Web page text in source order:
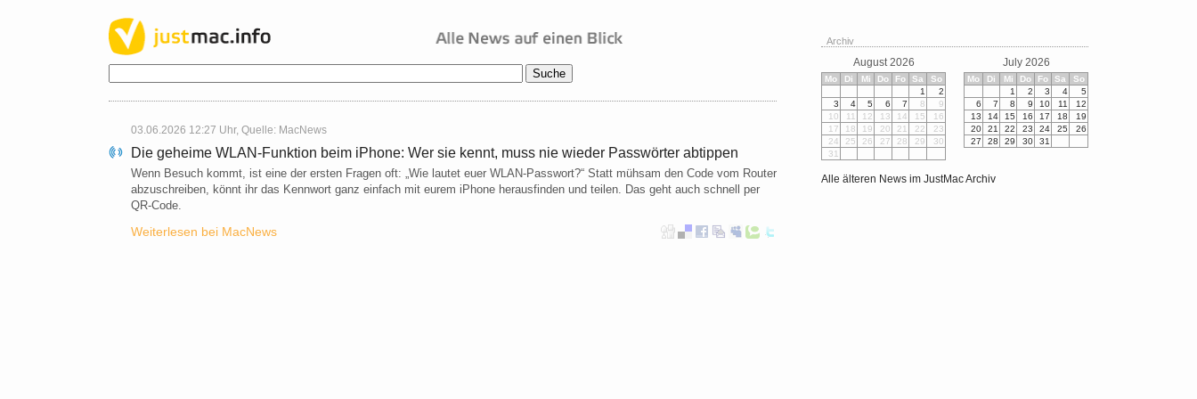
03.06.2026 12:27 Uhr, Quelle: MacNews
Die geheime WLAN-Funktion beim iPhone: Wer sie kennt, muss nie wieder Passwörter abtippen
Wenn Besuch kommt, ist eine der ersten Fragen oft: „Wie lautet euer WLAN-Passwort?“ Statt mühsam den Code vom Router
abzuschreiben, könnt ihr das Kennwort ganz einfach mit eurem iPhone herausfinden und teilen. Das geht auch schnell per
QR-Code.
Weiterlesen bei MacNews
Archiv
August 2026
Mo Di Mi Do Fo Sa
So
1
2
3
4 5 6 7 8
9
10
11 12 13 14 15
16
17
18 19 20 21 22
23
24
25 26 27 28 29
30
31
July 2026
Mo Di Mi Do Fo Sa
So
1
2 3 4
5
6
7 8 9 10 11
12
13
14 15 16 17 18
19
20
21 22 23 24 25
26
27
28 29 30 31
Alle älteren News im JustMac Archiv